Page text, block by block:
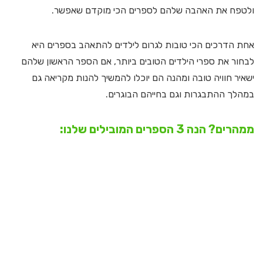
ולטפח את האהבה שלהם לספרים הכי מוקדם שאפשר.
אחת הדרכים הכי טובות לגרום לילדים להתאהב בספרים היא
לבחור את ספרי הילדים הטובים ביותר, אם הספר הראשון שלהם
ישאיר חוויה טובה ומהנה הם יוכלו להמשיך להנות מקריאה גם
במהלך ההתבגרות וגם בחייהם הבוגרים.
ממהרים? הנה 3 הספרים המובילים שלנו: